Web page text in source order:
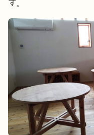
す。